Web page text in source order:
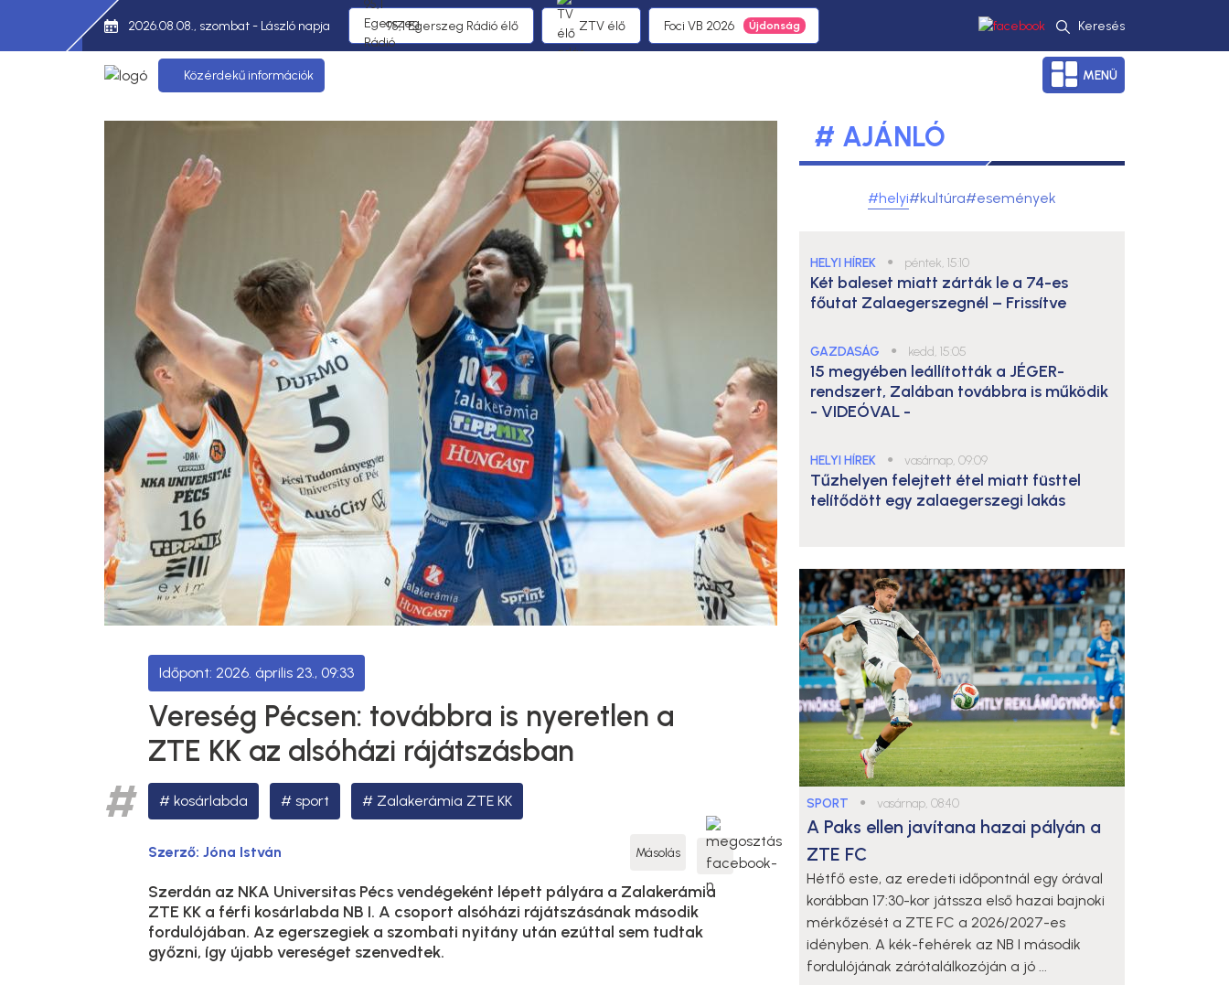
2026.08.08., szombat - László napja 95,1 Egerszeg Rádió élő ZTV élő Foci VB 2026 Keresés
Közérdekű információk MENÜ
2026. április 23., 09:33
Vereség Pécsen: továbbra is nyeretlen a
ZTE KK az alsóházi rájátszásban
kosárlabda sport Zalakerámia ZTE KK
Szerző: Jóna István Másolás
Szerdán az NKA Universitas Pécs vendégeként lépett pályára a Zalakerámia
ZTE KK a férfi kosárlabda NB I. A csoport alsóházi rájátszásának második
fordulójában. Az egerszegiek a szombati nyitány után ezúttal sem tudtak
győzni, így újabb vereséget szenvedtek.
# AJÁNLÓ
#helyi#kultúra#események
HELYI HÍREK ● péntek, 15:10
Két baleset miatt zárták le a 74-es
főutat Zalaegerszegnél – Frissítve
GAZDASÁG ● kedd, 15:05
15 megyében leállították a JÉGER-
rendszert, Zalában továbbra is működik
- VIDEÓVAL -
HELYI HÍREK ● vasárnap, 09:09
Tűzhelyen felejtett étel miatt füsttel
telítődött egy zalaegerszegi lakás
SPORT ● vasárnap, 08:40
A Paks ellen javítana hazai pályán a
ZTE FC
Hétfő este, az eredeti időpontnál egy órával
korábban 17:30-kor játssza első hazai bajnoki
mérkőzését a ZTE FC a 2026/2027-es
idényben. A kék-fehérek az NB I második
fordulójának zárótalálkozóján a jó ...